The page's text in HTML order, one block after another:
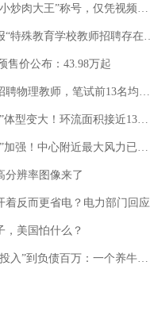
王”称号，仅凭视频评出？中国烹饪协会回应
教师招聘存在违规行为”：已启动问责程序 副校长被停职
售价公布：43.98万起
前13名均遭淘汰？教育局：已叫停招聘，成立调查组全面核查
变大！环流面积接近13个浙江那么大
中心附近最大风力已达15级 最新研判
分辨率图像来了
着反而更省电？电力部门回应
，美国怕什么？
：一个养牛项目崩盘后，谁该为农户的贷款买单丨红星调查